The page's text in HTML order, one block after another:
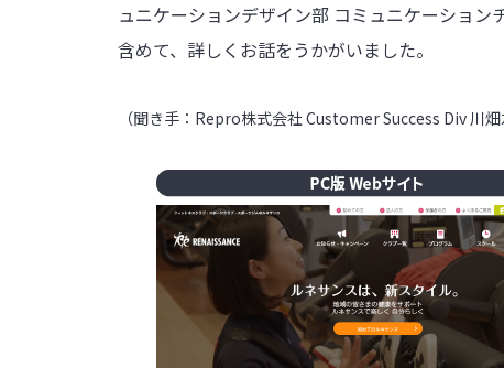
ュニケーションデザイン部 コミュニケーショ
含めて、詳しくお話をうかがいました。
（聞き手：Repro株式会社 Customer Success Div 川畑